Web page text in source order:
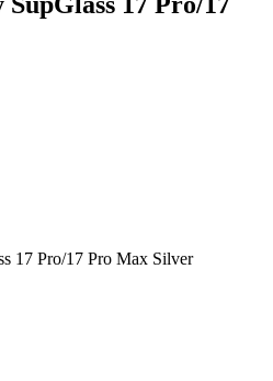
17 Pro/17 Pro Max Silver